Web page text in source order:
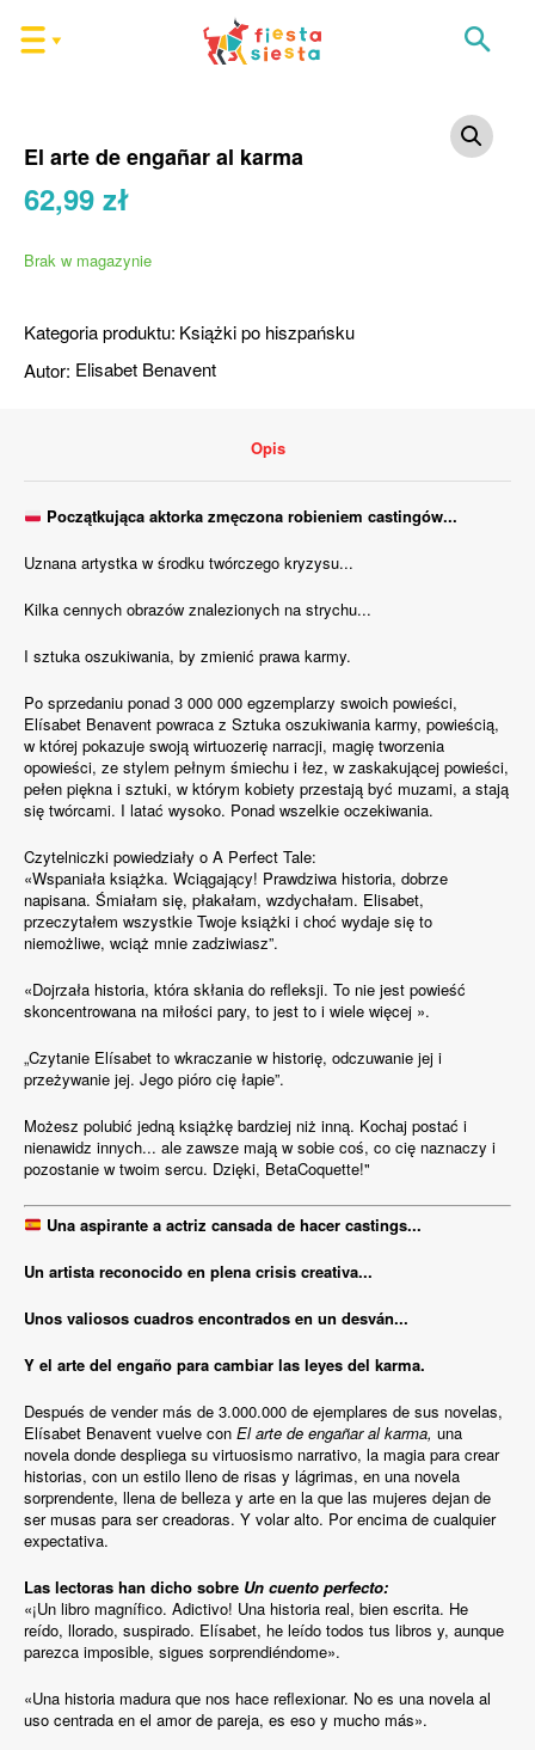
El arte de engañar al karma
62,99 zł
Brak w magazynie
Kategoria produktu: Książki po hiszpańsku
Autor: Elisabet Benavent
Opis
Początkująca aktorka zmęczona robieniem castingów...
Uznana artystka w środku twórczego kryzysu...
Kilka cennych obrazów znalezionych na strychu...
I sztuka oszukiwania, by zmienić prawa karmy.
Po sprzedaniu ponad 3 000 000 egzemplarzy swoich powieści,
Elísabet Benavent powraca z Sztuka oszukiwania karmy, powieścią,
w której pokazuje swoją wirtuozerię narracji, magię tworzenia
opowieści, ze stylem pełnym śmiechu i łez, w zaskakującej powieści,
pełen piękna i sztuki, w którym kobiety przestają być muzami, a stają
się twórcami. I latać wysoko. Ponad wszelkie oczekiwania.
Czytelniczki powiedziały o A Perfect Tale:
«Wspaniała książka. Wciągający! Prawdziwa historia, dobrze
napisana. Śmiałam się, płakałam, wzdychałam. Elisabet,
przeczytałem wszystkie Twoje książki i choć wydaje się to
niemożliwe, wciąż mnie zadziwiasz”.
«Dojrzała historia, która skłania do refleksji. To nie jest powieść
skoncentrowana na miłości pary, to jest to i wiele więcej ».
„Czytanie Elísabet to wkraczanie w historię, odczuwanie jej i
przeżywanie jej. Jego pióro cię łapie”.
Możesz polubić jedną książkę bardziej niż inną. Kochaj postać i
nienawidz innych... ale zawsze mają w sobie coś, co cię naznaczy i
pozostanie w twoim sercu. Dzięki, BetaCoquette!"
Una aspirante a actriz cansada de hacer castings...
Un artista reconocido en plena crisis creativa...
Unos valiosos cuadros encontrados en un desván...
Y el arte del engaño para cambiar las leyes del karma.
Después de vender más de 3.000.000 de ejemplares de sus novelas,
Elísabet Benavent vuelve con El arte de engañar al karma, una
novela donde despliega su virtuosismo narrativo, la magia para crear
historias, con un estilo lleno de risas y lágrimas, en una novela
sorprendente, llena de belleza y arte en la que las mujeres dejan de
ser musas para ser creadoras. Y volar alto. Por encima de cualquier
expectativa.
Las lectoras han dicho sobre Un cuento perfecto:
«¡Un libro magnífico. Adictivo! Una historia real, bien escrita. He
reído, llorado, suspirado. Elísabet, he leído todos tus libros y, aunque
parezca imposible, sigues sorprendiéndome».
«Una historia madura que nos hace reflexionar. No es una novela al
uso centrada en el amor de pareja, es eso y mucho más».